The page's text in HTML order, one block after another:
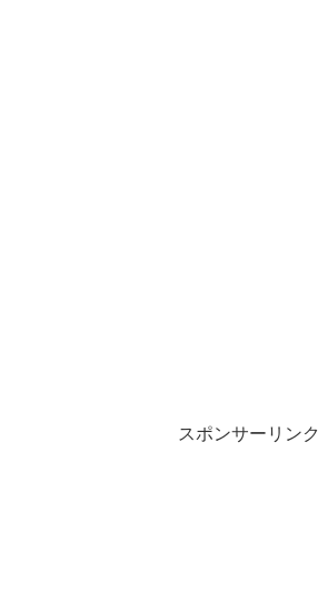
スポンサーリンク